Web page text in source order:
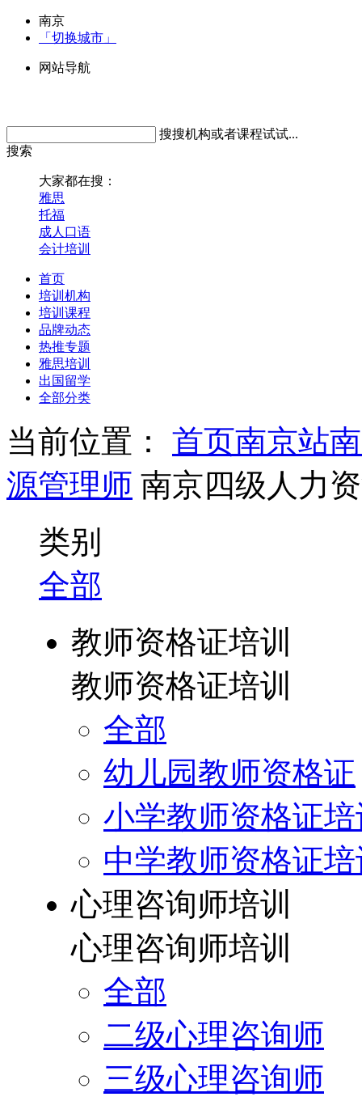
南京
「切换城市」
网站导航
搜搜机构或者课程试试...
搜索
大家都在搜：
雅思
托福
成人口语
会计培训
首页
培训机构
培训课程
品牌动态
热推专题
雅思培训
出国留学
全部分类
当前位置： 首页南京站
源管理师 南京四级人力
类别
全部
教师资格证培训
教师资格证培训
全部
幼儿园教师资格证
小学教师资格证
中学教师资格证
心理咨询师培训
心理咨询师培训
全部
二级心理咨询师
三级心理咨询师